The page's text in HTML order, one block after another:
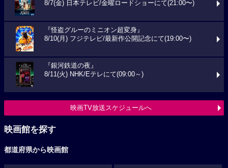
8/7(金) 日本テレビ/金曜ロードショーにて(21:00〜)
『怪盗グルーのミニオン超変身』
8/10(月) フジテレビ/最新作公開記念にて(19:00〜)
『銀河鉄道の夜』
8/11(火) NHK/Eテレにて(09:00～)
映画TV放送スケジュールへ
映画館を探す
都道府県から映画館